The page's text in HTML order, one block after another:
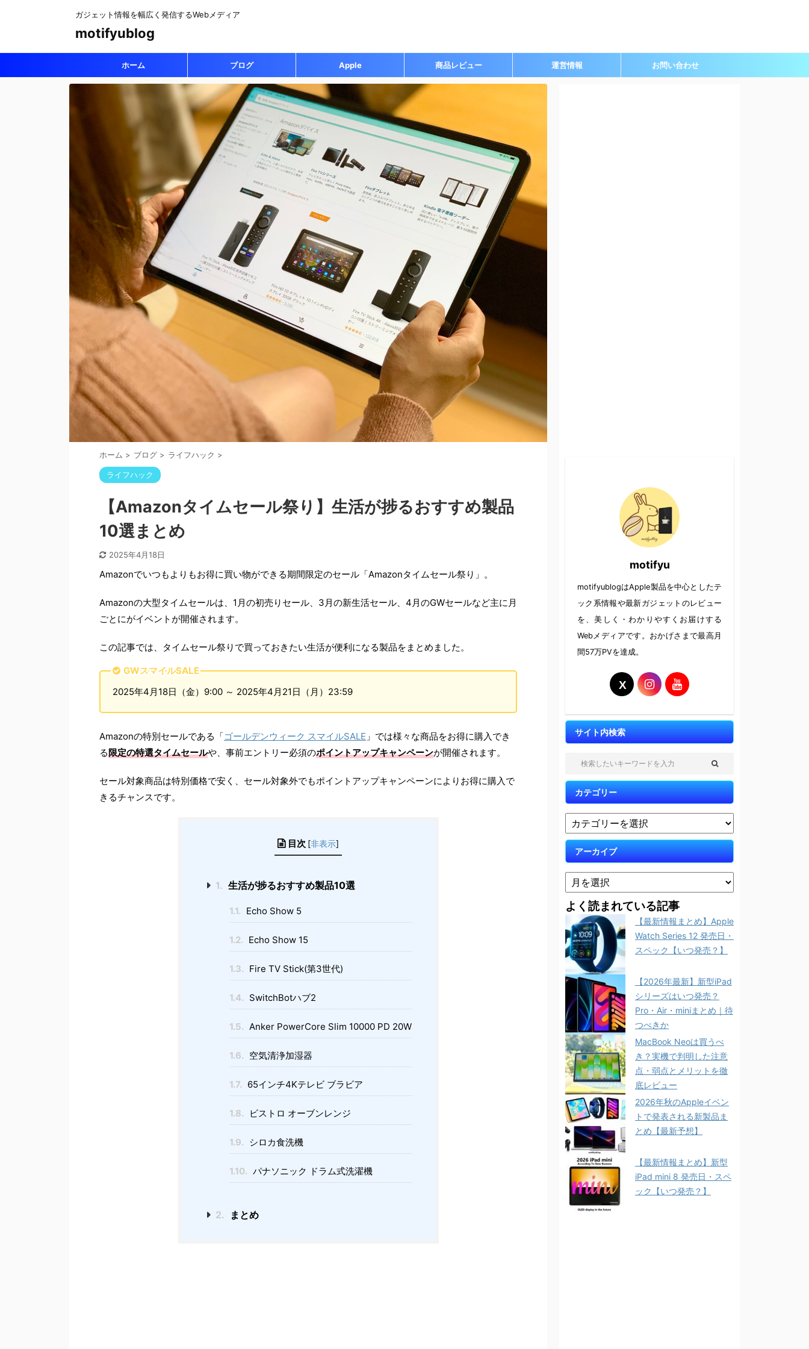
ガジェット情報を幅広く発信するWebメディア
motifyublog
ホーム ブログ Apple 商品レビュー 運営情報 お問い合わせ
ホーム > ブログ > ライフハック >
ライフハック
【Amazonタイムセール祭り】生活が捗るおすすめ製品
10選まとめ
2025年4月18日
Amazonでいつもよりもお得に買い物ができる期間限定のセール「Amazonタイムセール祭り」。
Amazonの大型タイムセールは、1月の初売りセール、3月の新生活セール、4月のGWセールなど主に月
ごとにがイベントが開催されます。
この記事では、タイムセール祭りで買っておきたい生活が便利になる製品をまとめました。
GWスマイルSALE
2025年4月18日（金）9:00 ～ 2025年4月21日（月）23:59
Amazonの特別セールである「ゴールデンウィーク スマイルSALE 」では様々な商品をお得に購入でき
る限定の特選タイムセールや、事前エントリー必須のポイントアップキャンペーンが開催されます。
セール対象商品は特別価格で安く、セール対象外でもポイントアップキャンペーンによりお得に購入で
きるチャンスです。
目次 [非表示]
1. 生活が捗るおすすめ製品10選
1.1. Echo Show 5
1.2. Echo Show 15
1.3. Fire TV Stick(第3世代)
1.4. SwitchBotハブ2
1.5. Anker PowerCore Slim 10000 PD 20W
1.6. 空気清浄加湿器
1.7. 65インチ4Kテレビ ブラビア
1.8. ビストロ オーブンレンジ
1.9. シロカ食洗機
1.10. パナソニック ドラム式洗濯機
2. まとめ
motifyu
motifyublogはApple製品を中心としたテ
ック系情報や最新ガジェットのレビュー
を、美しく・わかりやすくお届けする
Webメディアです。おかげさまで最高月
間57万PVを達成。
サイト内検索
カテゴリー
アーカイブ
よく読まれている記事
【最新情報まとめ】Apple
Watch Series 12 発売日・
スペック【いつ発売？】
【2026年最新】新型iPad
シリーズはいつ発売？
Pro・Air・miniまとめ｜待
つべきか
MacBook Neoは買うべ
き？実機で判明した注意
点・弱点とメリットを徹
底レビュー
2026年秋のAppleイベン
トで発表される新製品ま
とめ【最新予想】
【最新情報まとめ】新型
iPad mini 8 発売日・スペ
ック【いつ発売？】